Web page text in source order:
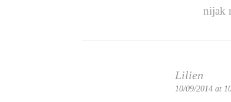
nijak
Lilien
10/09/2014 at